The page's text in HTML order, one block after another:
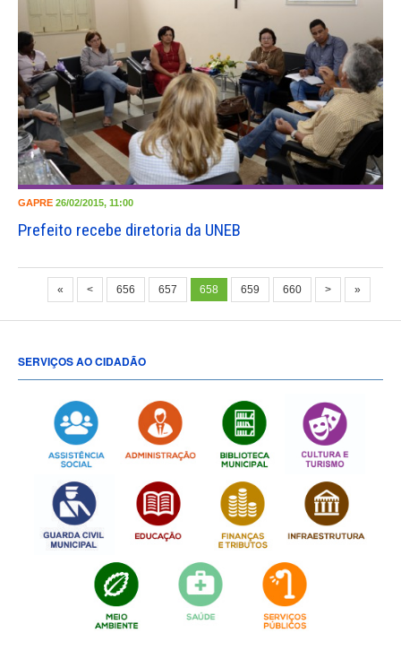
GAPRE 26/02/2015, 11:00
Prefeito recebe diretoria da UNEB
« < 656 657 658 659 660 > »
SERVIÇOS AO CIDADÃO